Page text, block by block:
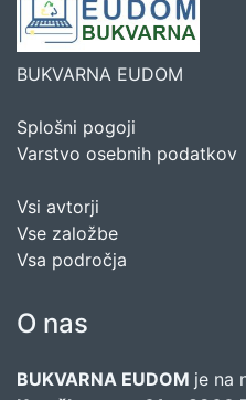
BUKVARNA EUDOM
Splošni pogoji
Varstvo osebnih podatkov
Vsi avtorji
Vse založbe
Vsa področja
O nas
BUKVARNA EUDOM je na